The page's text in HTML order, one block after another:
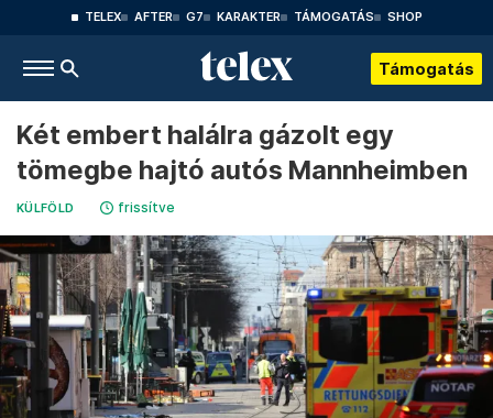
TELEX AFTER G7 KARAKTER TÁMOGATÁS SHOP
Támogatás
Két embert halálra gázolt egy
tömegbe hajtó autós Mannheimben
KÜLFÖLD frissítve